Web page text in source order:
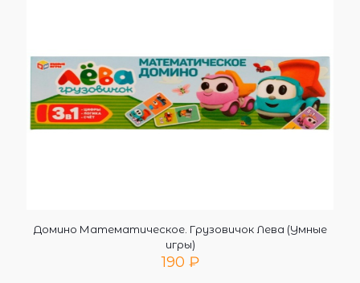
Домино Математическое. Грузовичок Лева (Умные
игры)
190 ₽